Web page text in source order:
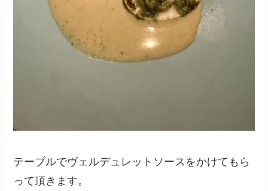
テーブルでヴェルデュレットソースをかけてもら
って頂きます。